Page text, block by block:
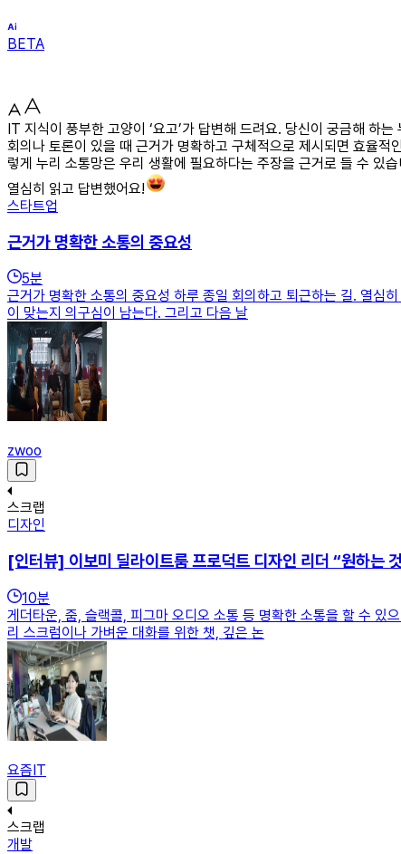
BETA
IT 지식이 풍부한 고양이 ‘요고’가 답변해 드려요. 당신이 궁금해 하
회의나 토론이 있을 때 근거가 명확하고 구체적으로 제시되면 효율
렇게 누리 소통망은 우리 생활에 필요하다는 주장을 근거로 들 수 있습
열심히 읽고 답변했어요!
스타트업
근거가 명확한 소통의 중요성
5분
근거가 명확한 소통의 중요성 하루 종일 회의하고 퇴근하는 길. 열심
이 맞는지 의구심이 남는다. 그리고 다음 날
zwoo
스크랩
디자인
[인터뷰] 이보미 딜라이트룸 프로덕트 디자인 리더 “원하는
10분
게더타운, 줌, 슬랙콜, 피그마 오디오 소통 등 명확한 소통을 할 수 있
리 스크럼이나 가벼운 대화를 위한 챗, 깊은 논
요즘IT
스크랩
개발